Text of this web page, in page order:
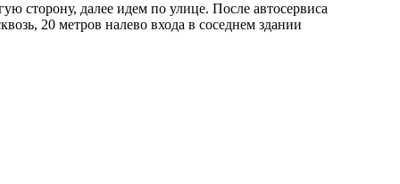
сторону, далее идем по улице. После автосервиса
20 метров налево входа в соседнем здании